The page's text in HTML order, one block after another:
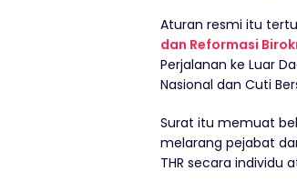
Aturan resmi itu
dan Reformasi
Perjalanan ke Luar
Nasional dan Cuti
Surat itu memuat
melarang pejabat
THR secara individu